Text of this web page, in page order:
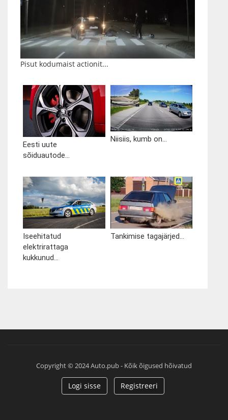
Pisut kodumaist actionit...
Eesti uute
sõiduautode...
Niisiis, kumb on...
Iseehitatud
elektrirattaga
kukkunud...
Tankimise tagajärjed...
Copyright © 2024 Auto.pub - Kõik õigused hõivatud
Logi sisse Registreeri